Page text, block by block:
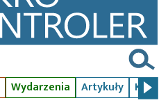
Wydarzenia Artykuły Kursy